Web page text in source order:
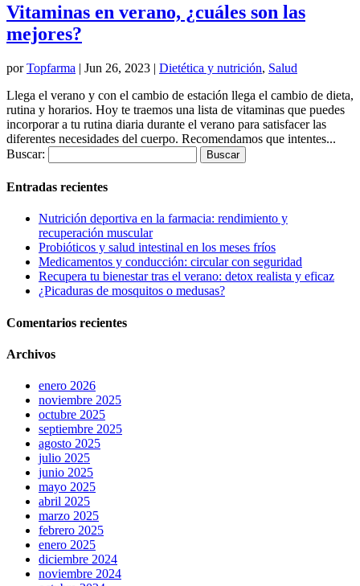
Vitaminas en verano, ¿cuáles son las
mejores?
porTopfarma | Jun 26, 2023 | Dietética y nutrición, Salud
Llega el verano y con el cambio de estación llega el cambio de dieta,
rutina y horarios. Hoy te traemos una lista de vitaminas que puedes
incorporar a tu rutina diaria durante el verano para satisfacer las
diferentes necesidades del cuerpo. Recomendamos que intentes...
Buscar:
Entradas recientes
Nutrición deportiva en la farmacia: rendimiento y
recuperación muscular
Probióticos y salud intestinal en los meses fríos
Medicamentos y conducción: circular con seguridad
Recupera tu bienestar tras el verano: detox realista y eficaz
¿Picaduras de mosquitos o medusas?
Comentarios recientes
Archivos
enero 2026
noviembre 2025
octubre 2025
septiembre 2025
agosto 2025
julio 2025
junio 2025
mayo 2025
abril 2025
marzo 2025
febrero 2025
enero 2025
diciembre 2024
noviembre 2024